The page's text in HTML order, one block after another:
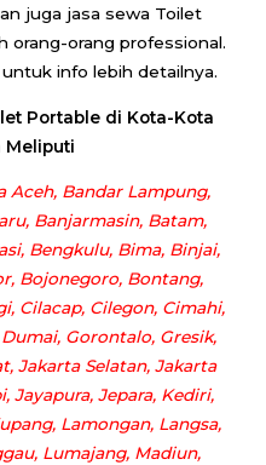
juga jasa sewa Toilet
orang-orang professional.
untuk info lebih detailnya.
Portable di Kota-Kota
Meliputi
Aceh, Bandar Lampung,
Banjarmasin, Batam,
Bengkulu, Bima, Binjai,
Bojonegoro, Bontang,
Cilacap, Cilegon, Cimahi,
Gorontalo, Gresik,
Jakarta Selatan, Jakarta
Jayapura, Jepara, Kediri,
Lamongan, Langsa,
Lumajang, Madiun,